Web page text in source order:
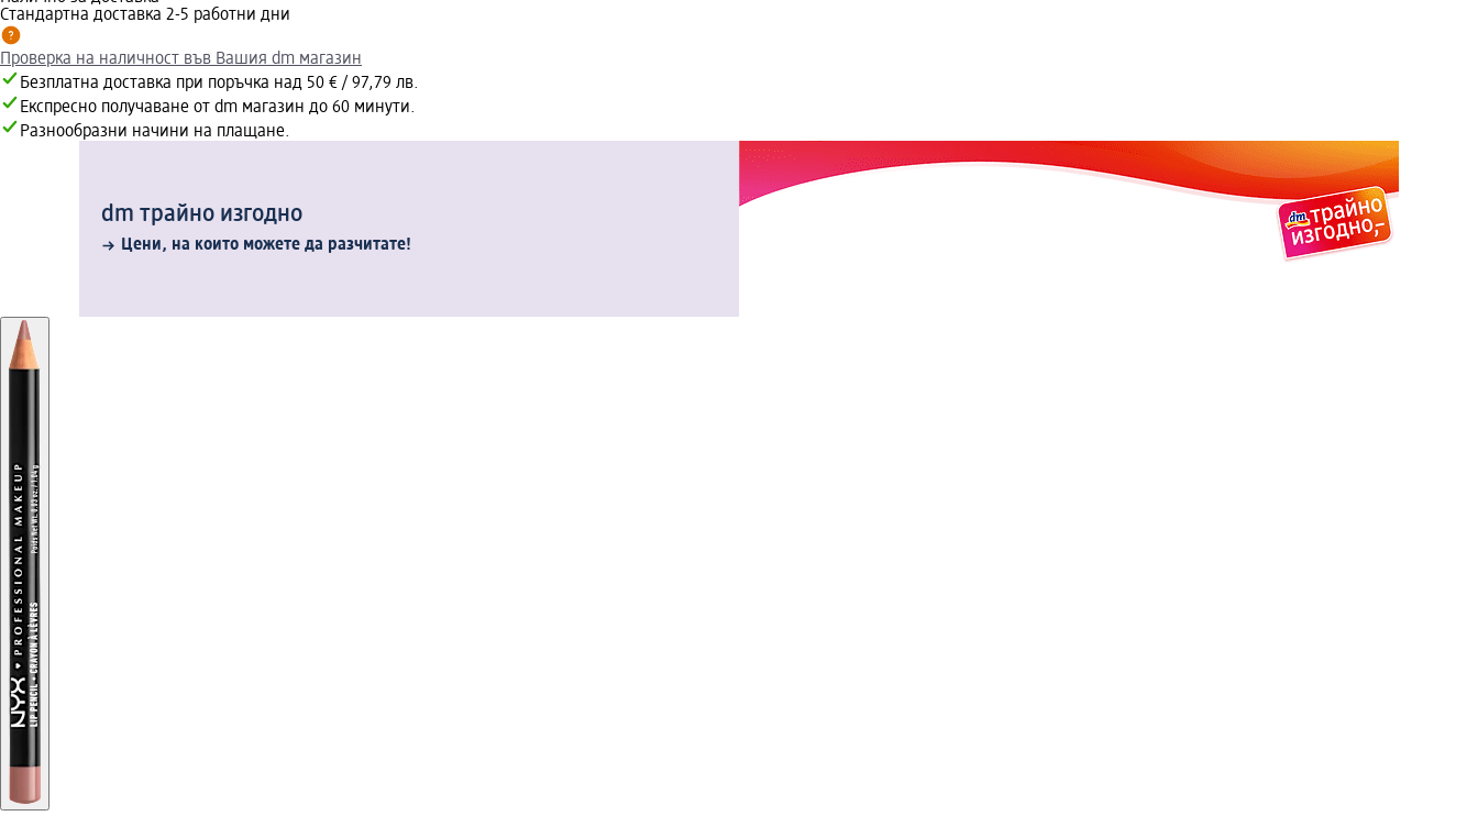
Стандартна доставка 2-5 работни дни
Проверка на наличност във Вашия dm магазин
Безплатна доставка при поръчка над 50 € / 97,79 лв.
Експресно получаване от dm магазин до 60 минути.
Разнообразни начини на плащане.
dm трайно изгодно
Цени, на които можете да разчитате!